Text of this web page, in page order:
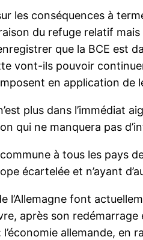
les conséquences à
raison du refuge relatif
que la BCE est
vont-ils pouvoir
en application
plus dans l’immédiat
qui ne manquera pas
commune à tous les
écartelée et n’ayant
l’Allemagne font
après son
allemande, en